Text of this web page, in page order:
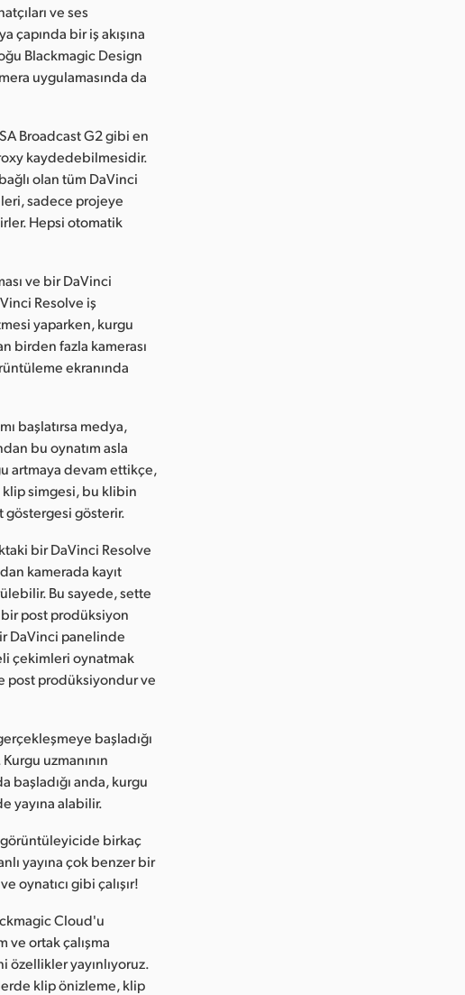
ve ses
çapında bir iş akışına
Blackmagic Design
uygulamasında da
Broadcast G2 gibi en
kaydedebilmesidir.
olan tüm DaVinci
sadece projeye
Hepsi otomatik
ve bir DaVinci
Resolve iş
yaparken, kurgu
birden fazla kamerası
ekranında
başlatırsa medya,
bu oynatım asla
artmaya devam ettikçe,
klip simgesi, bu klibin
göstergesi gösterir.
bir DaVinci Resolve
kamerada kayıt
Bu sayede, sette
post prodüksiyon
DaVinci panelinde
çekimleri oynatmak
post prodüksiyondur ve
başladığı
uzmanının
başladığı anda, kurgu
yayına alabilir.
görüntüleyicide birkaç
yayına çok benzer bir
oynatıcı gibi çalışır!
Cloud'u
ve ortak çalışma
özellikler yayınlıyoruz.
klip önizleme, klip